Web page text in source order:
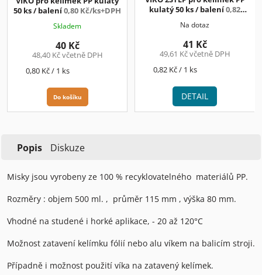
50 ks / balení0,80 Kč/ks+DPH
Skladem
48,40 Kč včetně DPH
40 Kč
Měrná
0,80 Kč / 1 ks
Do košíku
kulatý 50 ks / balení0,82
Na dotaz
49,61 Kč včetně DPH
41 Kč
Měrná
0,82 Kč / 1 ks
DETAIL
Popis Diskuze
Misky jsou vyrobeny ze 100 % recyklovatelného materiálů PP.
Rozměry : objem 500 ml. , průměr 115 mm , výška 80 mm.
Vhodné na studené i horké aplikace, - 20 až 120°C
Možnost zatavení kelímku fólií nebo alu víkem na balicím stroji.
Případně i možnost použití víka na zatavený kelímek.